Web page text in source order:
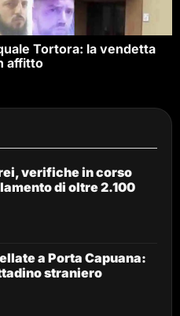
Tortora: la vendetta
affitto
verifiche in corso
di oltre 2.100
a Porta Capuana:
straniero